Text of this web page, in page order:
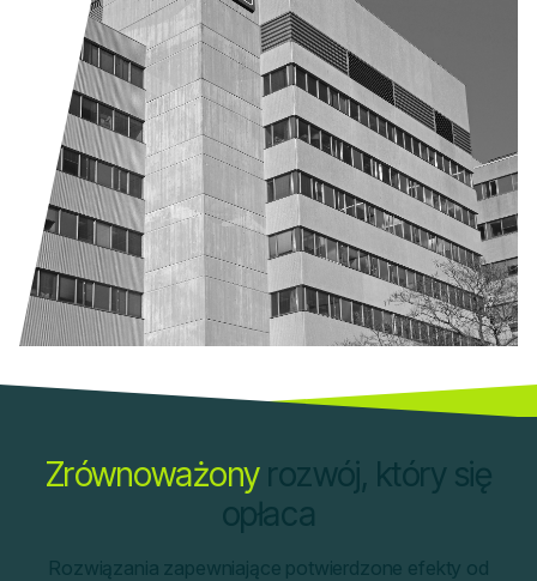
Zrównoważonyrozwój, który się
opłaca
Rozwiązania zapewniające potwierdzone efekty od